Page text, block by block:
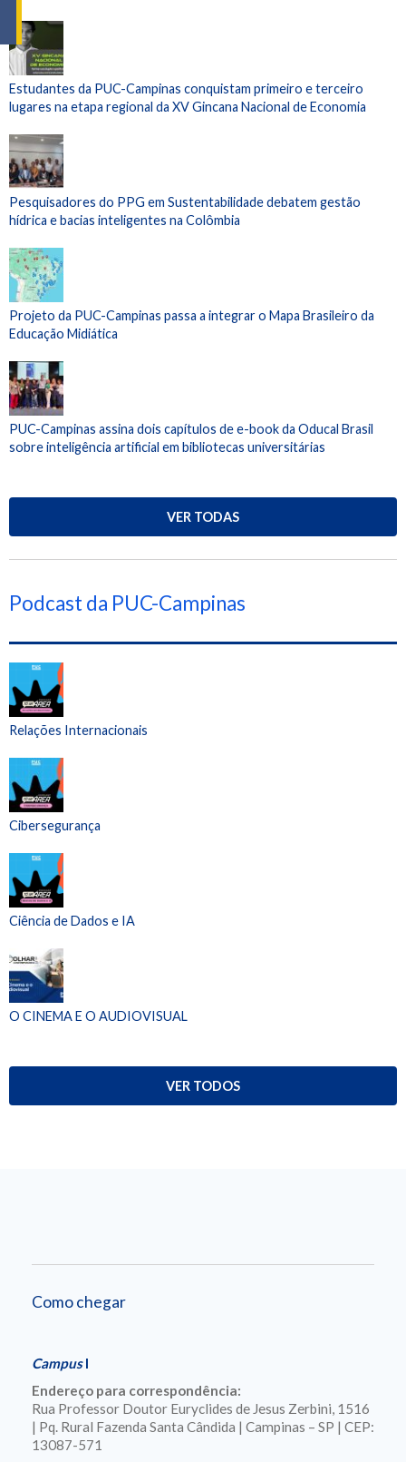
Estudantes da PUC-Campinas conquistam primeiro e terceiro
lugares na etapa regional da XV Gincana Nacional de Economia
Pesquisadores do PPG em Sustentabilidade debatem gestão
hídrica e bacias inteligentes na Colômbia
Projeto da PUC-Campinas passa a integrar o Mapa Brasileiro da
Educação Midiática
PUC-Campinas assina dois capítulos de e-book da Oducal Brasil
sobre inteligência artificial em bibliotecas universitárias
VER TODAS
Podcast da PUC-Campinas
Relações Internacionais
Cibersegurança
Ciência de Dados e IA
O CINEMA E O AUDIOVISUAL
VER TODOS
Como chegar
CampusI
Endereço para correspondência:
Rua Professor Doutor Euryclides de Jesus Zerbini, 1516
| Pq. Rural Fazenda Santa Cândida | Campinas – SP | CEP:
13087-571